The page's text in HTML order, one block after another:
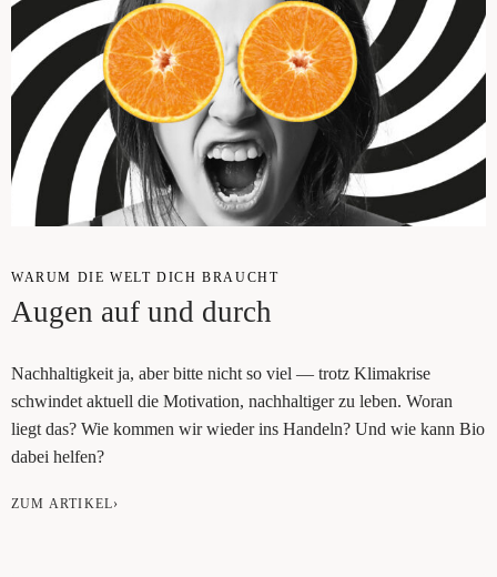
WAR­UM DIE WELT DICH BRAUCHT
Augen auf und durch
Nach­hal­tig­keit ja, aber bit­te nicht so viel — trotz Kli­ma­kri­se
schwin­det aktu­ell die Moti­va­ti­on, nach­hal­ti­ger zu leben. Wor­an
liegt das? Wie kom­men wir wie­der ins Han­deln? Und wie kann Bio
dabei helfen?
ZUM ARTIKEL›